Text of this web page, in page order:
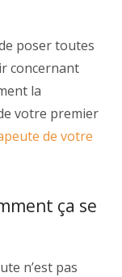
poser toutes
concernant
la
votre premier
de votre
ça se
n’est pas